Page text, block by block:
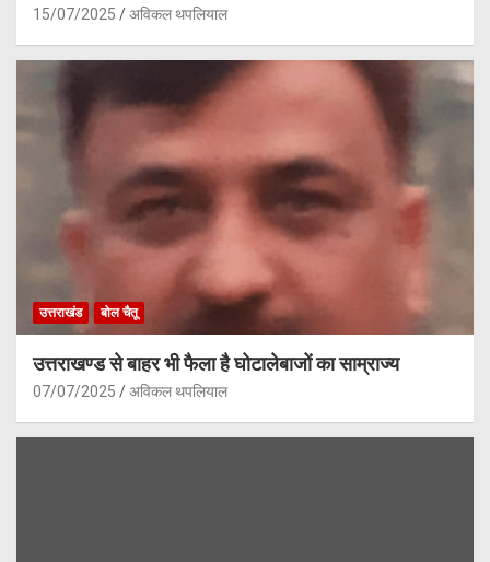
15/07/2025 अविकल थपलियाल
उत्तराखंड बोल चैतू
उत्तराखण्ड से बाहर भी फैला है घोटालेबाजों का साम्राज्य
07/07/2025 अविकल थपलियाल